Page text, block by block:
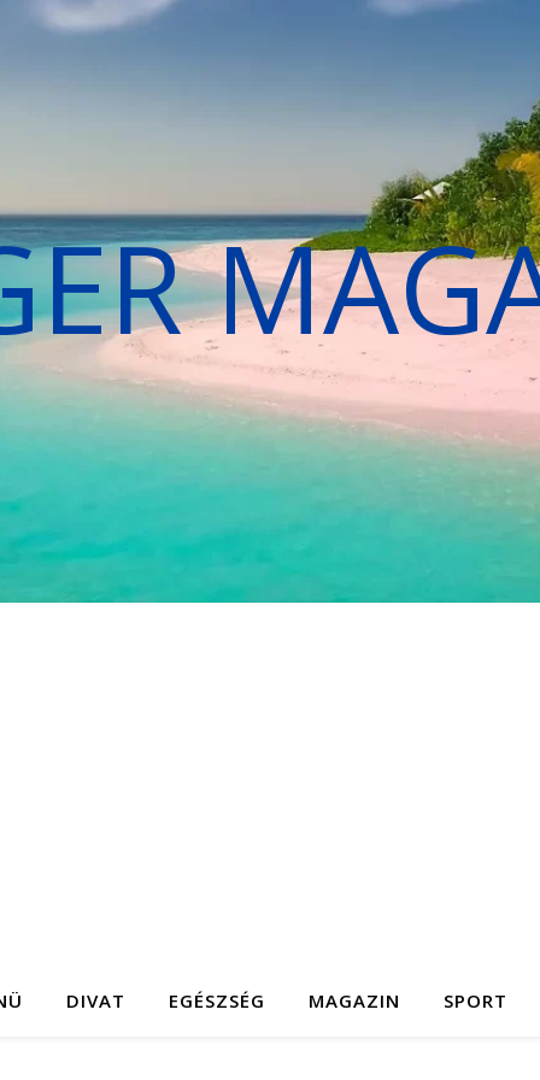
DIVAT EGÉSZSÉG MAGAZIN SPORT